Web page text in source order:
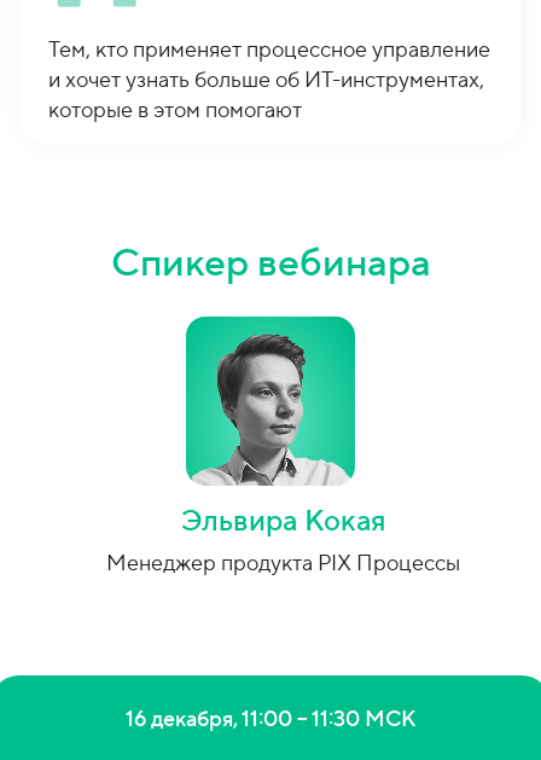
Тем, кто применяет процессное управление
и хочет узнать больше об ИТ-инструментах,
которые в этом помогают
Спикер вебинара
Эльвира Кокая
Менеджер продукта PIX Процессы
16 декабря, 11:00 – 11:30 МСК